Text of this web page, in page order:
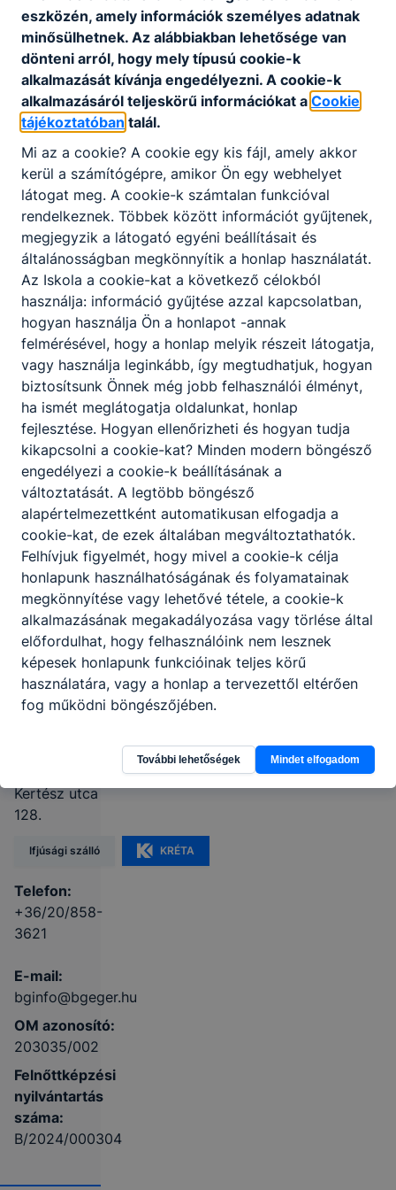
Heves
Vármegyei
SZC
Bornemissza
Gergely
Technikum,
Szakképző
Iskola és
Kollégium
Kertész utca
128.
Ifjúsági szálló KRÉTA
Telefon:
+36/20/858-
3621
E-mail:
bginfo@bgeger.hu
OM azonosító:
203035/002
Felnőttképzési
nyilvántartás
száma:
B/2024/000304
eszközén, amely információk személyes adatnak
minősülhetnek. Az alábbiakban lehetősége van
dönteni arról, hogy mely típusú cookie-k
alkalmazását kívánja engedélyezni. A cookie-k
alkalmazásáról teljeskörű információkat a Cookie
tájékoztatóban talál.
Mi az a cookie? A cookie egy kis fájl, amely akkor
kerül a számítógépre, amikor Ön egy webhelyet
látogat meg. A cookie-k számtalan funkcióval
rendelkeznek. Többek között információt gyűjtenek,
megjegyzik a látogató egyéni beállításait és
általánosságban megkönnyítik a honlap használatát.
Az Iskola a cookie-kat a következő célokból
használja: információ gyűjtése azzal kapcsolatban,
hogyan használja Ön a honlapot -annak
felmérésével, hogy a honlap melyik részeit látogatja,
vagy használja leginkább, így megtudhatjuk, hogyan
biztosítsunk Önnek még jobb felhasználói élményt,
ha ismét meglátogatja oldalunkat, honlap
fejlesztése. Hogyan ellenőrizheti és hogyan tudja
kikapcsolni a cookie-kat? Minden modern böngésző
engedélyezi a cookie-k beállításának a
változtatását. A legtöbb böngésző
alapértelmezettként automatikusan elfogadja a
cookie-kat, de ezek általában megváltoztathatók.
Felhívjuk figyelmét, hogy mivel a cookie-k célja
honlapunk használhatóságának és folyamatainak
megkönnyítése vagy lehetővé tétele, a cookie-k
alkalmazásának megakadályozása vagy törlése által
előfordulhat, hogy felhasználóink nem lesznek
képesek honlapunk funkcióinak teljes körű
használatára, vagy a honlap a tervezettől eltérően
fog működni böngészőjében.
További lehetőségek Mindet elfogadom